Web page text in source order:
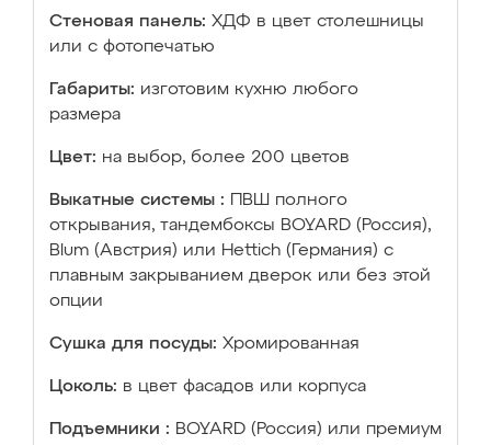
Стеновая панель: ХДФ в цвет столешницы
или с фотопечатью
Габариты: изготовим кухню любого
размера
Цвет: на выбор, более 200 цветов
Выкатные системы :
ПВШ полного
открывания, тандембоксы BOYARD (Россия),
Blum (Австрия) или Hettich (Германия) с
плавным закрыванием дверок или без этой
опции
Сушка для посуды: Хромированная
Цоколь: в цвет фасадов или корпуса
Подъемники : BOYARD (Россия) или премиум